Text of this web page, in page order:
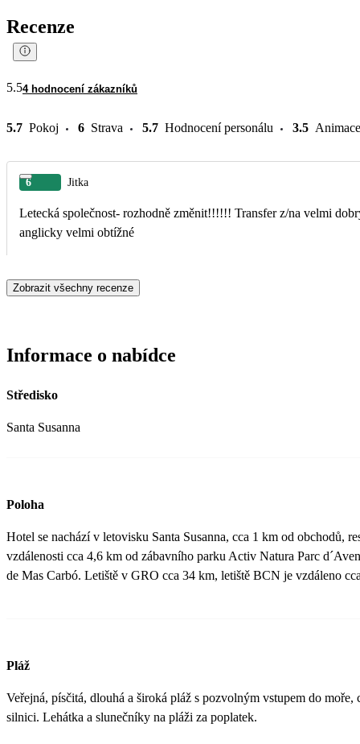
Recenze
5.54 hodnocení zákazníků
5.7 Pokoj 6 Strava 5.7 Hodnocení personálu 3.5 Animace
6 Jitka
Letecká společnost- rozhodně změnit!!!!!! Transfer z/na velmi
anglicky velmi obtížné
Zobrazit všechny recenze
Informace o nabídce
Středisko
Santa Susanna
Poloha
Hotel se nachází v letovisku Santa Susanna, cca 1 km od obchodů,
vzdálenosti cca 4,6 km od zábavního parku Activ Natura Parc
de Mas Carbó. Letiště v GRO cca 34 km, letiště BCN je vzdáleno
Pláž
Veřejná, písčitá, dlouhá a široká pláž s pozvolným vstupem do moře,
silnici. Lehátka a slunečníky na pláži za poplatek.